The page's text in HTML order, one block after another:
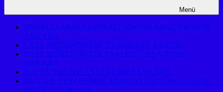
Menü
ENGELLİ ARACI APARATI SÖKÜM ARAÇ PROJESİ
ANKARA
USTA MÜHENDİSLİK İLETİŞİM VE ADRESİ
USTA MÜHENDİSLİK FAALİYET ALANLARI
ANKARA
DACİA DUSTER ÇEKİ DEMİRİ ANKARA
DUSTER ÇEKİ DEMİRİ MONTAJ TAKILMASI ARAÇ
PROJESİ ANKARA